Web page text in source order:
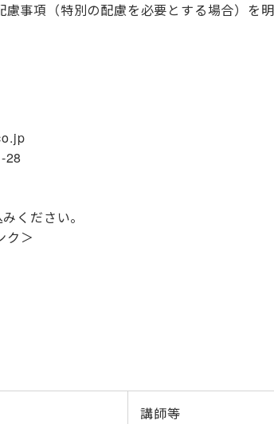
事項（特別の配慮を必要とする場合）を
28
ください。
ク＞
講師等